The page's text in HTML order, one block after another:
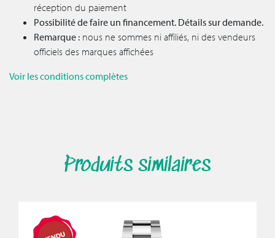
réception du paiement
Possibilité de faire un financement. Détails sur demande.
Remarque : nous ne sommes ni affiliés, ni des vendeurs
officiels des marques affichées
Voir les conditions complètes
Produits similaires